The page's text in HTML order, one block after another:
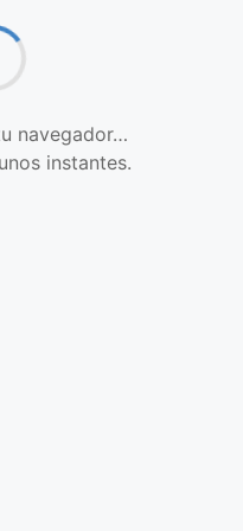
navegador…
instantes.